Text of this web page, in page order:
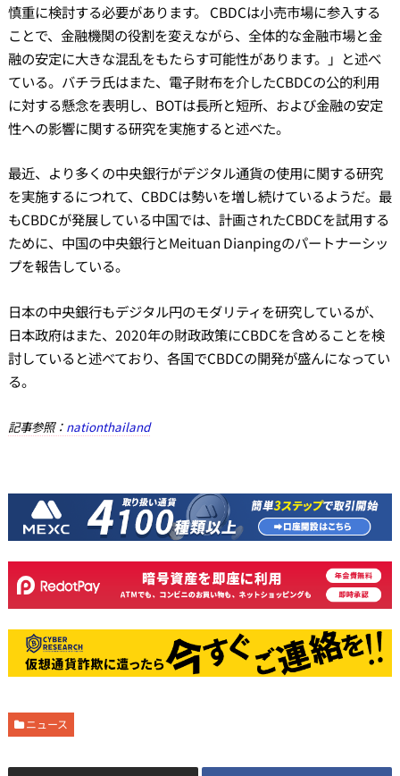
慎重に検討する必要があります。 CBDCは小売市場に参入する
ことで、金融機関の役割を変えながら、全体的な金融市場と金
融の安定に大きな混乱をもたらす可能性があります。」と述べ
ている。バチラ氏はまた、電子財布を介したCBDCの公的利用
に対する懸念を表明し、BOTは長所と短所、および金融の安定
性への影響に関する研究を実施すると述べた。
最近、より多くの中央銀行がデジタル通貨の使用に関する研究
を実施するにつれて、CBDCは勢いを増し続けているようだ。最
もCBDCが発展している中国では、計画されたCBDCを試用する
ために、中国の中央銀行とMeituan Dianpingのパートナーシッ
プを報告している。
日本の中央銀行もデジタル円のモダリティを研究しているが、
日本政府はまた、2020年の財政政策にCBDCを含めることを検
討していると述べており、各国でCBDCの開発が盛んになってい
る。
記事参照： nationthailand
ニュース